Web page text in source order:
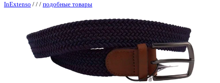
InExtenso / / / подобные товары